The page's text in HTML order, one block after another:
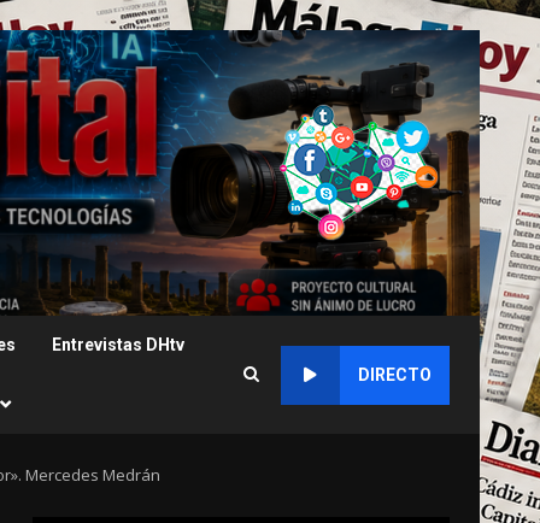
Entrevistas DHtv
DIRECTO
Mercedes Medrán